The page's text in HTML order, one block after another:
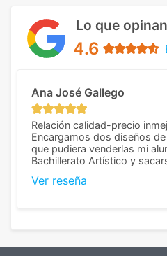
Lo que
4.6
Ana José Gallego
Relación calidad-precio
Encargamos dos diseños
que pudiera venderlas mi
Bachillerato Artístico y
diferencia, con libretas de
Ver reseña